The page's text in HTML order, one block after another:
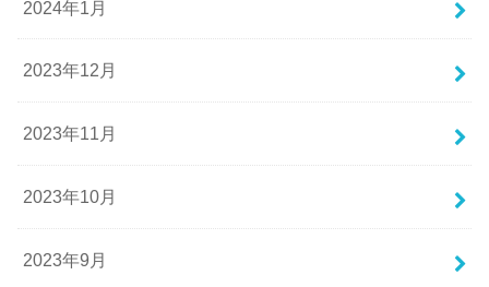
2024年1月
2023年12月
2023年11月
2023年10月
2023年9月